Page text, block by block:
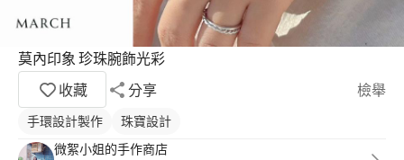
莫內印象 珍珠腕飾光彩
收藏
分享 檢舉
手環設計製作
珠寶設計
微絮小姐的手作商店